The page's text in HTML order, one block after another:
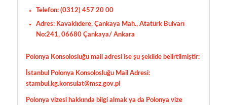
Telefon: (0312) 457 20 00
Adres: Kavaklıdere, Çankaya Mah., Atatürk Bulvarı
No:241, 06680 Çankaya/ Ankara
Polonya Konsolosluğu mail adresi ise şu şekilde belirtilmiştir:
İstanbul Polonya Konsolosluğu Mail Adresi:
stambul.kg.konsulat@msz.gov.pl
Polonya vizesi hakkında bilgi almak ya da Polonya vize